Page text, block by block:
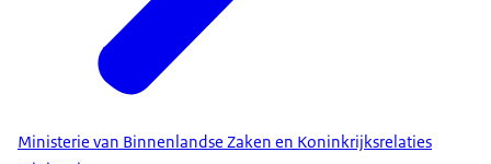
Ministerie van Binnenlandse Zaken en Koninkrijksrelaties